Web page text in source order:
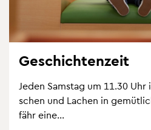
Ge­schich­ten­zeit
Jeden Sams­tag um 11.30
schen und La­chen in
fähr eine...